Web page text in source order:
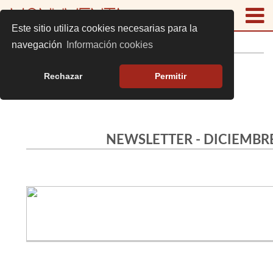
Este sitio utiliza cookies necesarias para la
navegación
Información cookies
Rechazar Permitir
NEWSLETTER DICIEMBRE 2025
NEWSLETTER -